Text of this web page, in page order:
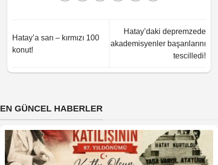
Hatay’a sarı – kırmızı 100
konut!
Hatay’daki depremzede
akademisyenler başarılarını
tescilledi!
EN GÜNCEL HABERLER